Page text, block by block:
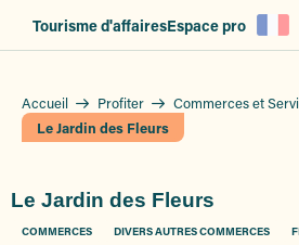
Tourisme d'affairesEspace pro
Accueil Profiter
Commerces et
Le Jardin des Fleurs
Le Jardin des Fleurs
COMMERCES DIVERS AUTRES COMMERCES